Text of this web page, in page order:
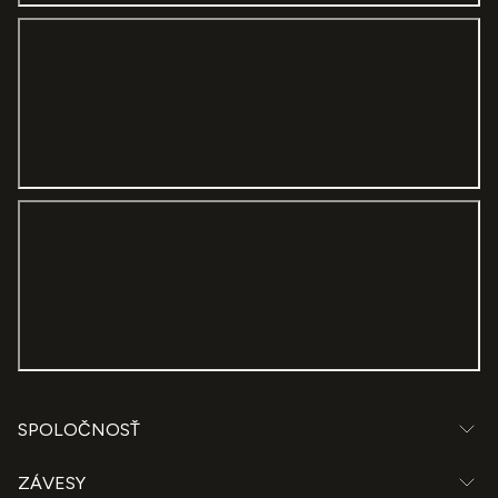
result is stunning. Totally recommended!
SPOLOČNOSŤ
ZÁVESY